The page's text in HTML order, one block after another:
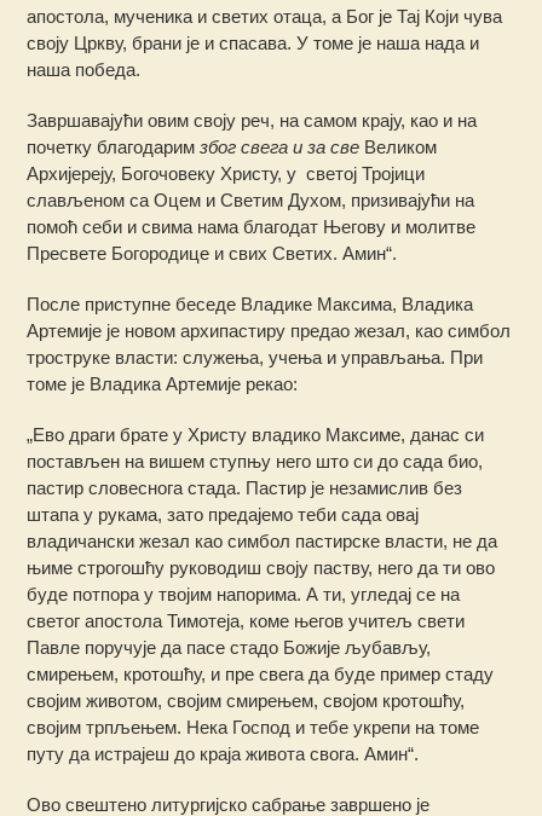
апостола, мученика и светих отаца, а Бог је Тај Који чува
своју Цркву, брани је и спасава. У томе је наша нада и
наша победа.
Завршавајући овим своју реч, на самом крају, као и на
почетку благодаримзбог свега и за све Великом
Архијереју, Богочовеку Христу, у светој Тројици
слављеном са Оцем и Светим Духом, призивајући на
помоћ себи и свима нама благодат Његову и молитве
Пресвете Богородице и свих Светих. Амин“.
После приступне беседе Владике Максима, Владика
Артемије је новом архипастиру предао жезал, као симбол
троструке власти: служења, учења и управљања. При
томе је Владика Артемије рекао:
„Ево драги брате у Христу владико Максиме, данас си
постављен на вишем ступњу него што си до сада био,
пастир словеснога стада. Пастир је незамислив без
штапа у рукама, зато предајемо теби сада овај
владичански жезал као симбол пастирске власти, не да
њиме строгошћу руководиш своју паству, него да ти ово
буде потпора у твојим напорима. А ти, угледај се на
светог апостола Тимотеја, коме његов учитељ свети
Павле поручује да пасе стадо Божије љубављу,
смирењем, кротошћу, и пре свега да буде пример стаду
својим животом, својим смирењем, својом кротошћу,
својим трпљењем. Нека Господ и тебе укрепи на томе
путу да истрајеш до краја живота свога. Амин“.
Ово свештено литургијско сабрање завршено је